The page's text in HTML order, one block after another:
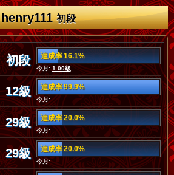
henry111初段
初段 達成率 16.1%
今月:1.00級
12級 達成率 99.9%
今月:
29級 達成率 20.0%
今月:
29級 達成率 20.0%
今月: